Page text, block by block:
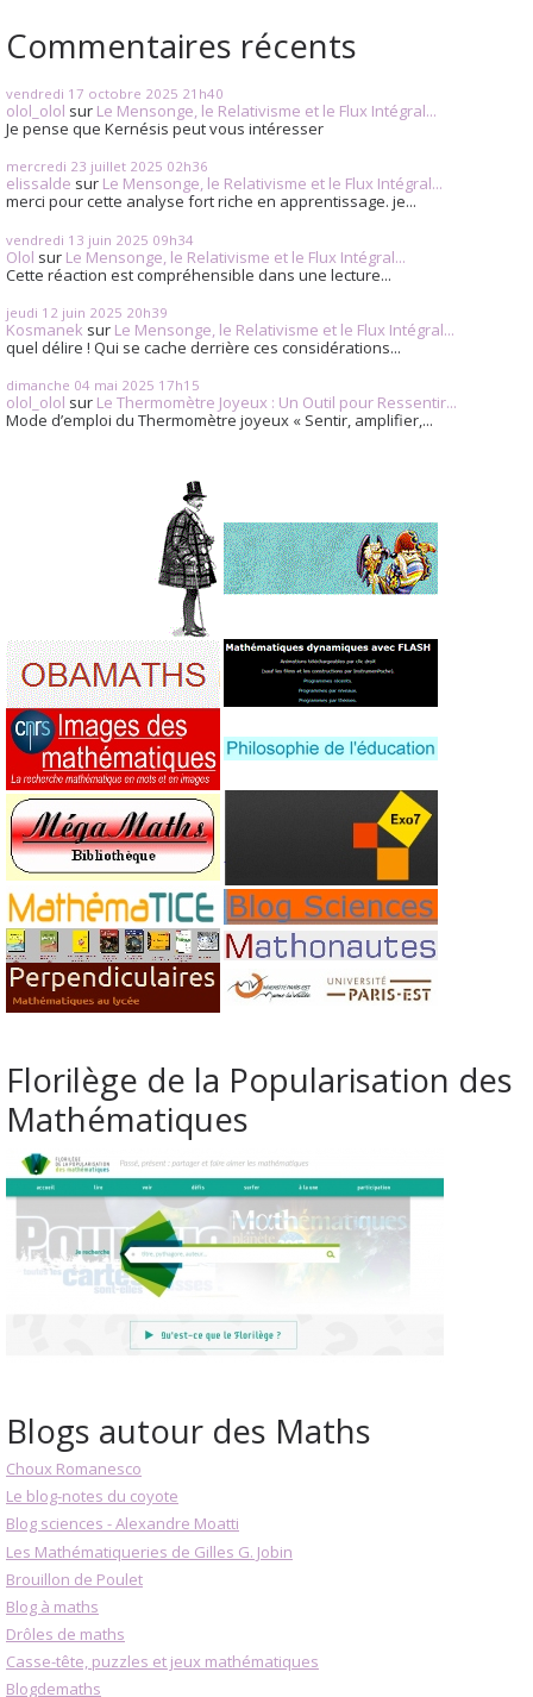
Commentaires récents
vendredi 17 octobre 2025 21h40
olol_olol sur Le Mensonge, le Relativisme et le Flux Intégral...
Je pense que Kernésis peut vous intéresser
mercredi 23 juillet 2025 02h36
elissalde sur Le Mensonge, le Relativisme et le Flux Intégral...
merci pour cette analyse fort riche en apprentissage. je...
vendredi 13 juin 2025 09h34
Olol sur Le Mensonge, le Relativisme et le Flux Intégral...
Cette réaction est compréhensible dans une lecture...
jeudi 12 juin 2025 20h39
Kosmanek sur Le Mensonge, le Relativisme et le Flux Intégral...
quel délire ! Qui se cache derrière ces considérations...
dimanche 04 mai 2025 17h15
olol_olol sur Le Thermomètre Joyeux : Un Outil pour Ressentir...
Mode d’emploi du Thermomètre joyeux « Sentir, amplifier,...
Florilège de la Popularisation des
Mathématiques
Blogs autour des Maths
Choux Romanesco
Le blog-notes du coyote
Blog sciences - Alexandre Moatti
Les Mathématiqueries de Gilles G. Jobin
Brouillon de Poulet
Blog à maths
Drôles de maths
Casse-tête, puzzles et jeux mathématiques
Blogdemaths